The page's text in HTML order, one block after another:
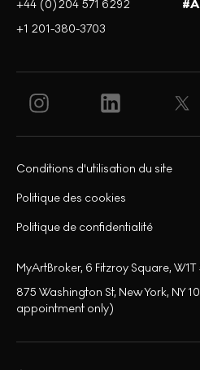
+44 (0)204 571 6292
+1 201-380-3703
Politique de confidentialité
Politique des cookies
Conditions d'utilisation du site
MyArtBroker, 6 Fitzroy Square,
875 Washington St, New York, NY
appointment only)